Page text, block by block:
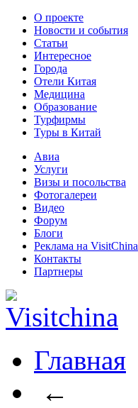
О проекте
Новости и события
Статьи
Интересное
Города
Отели Китая
Медицина
Образование
Турфирмы
Туры в Китай
Авиа
Услуги
Визы и посольства
Фотогалереи
Видео
Форум
Блоги
Реклама на VisitChina
Контакты
Партнеры
Главная
←